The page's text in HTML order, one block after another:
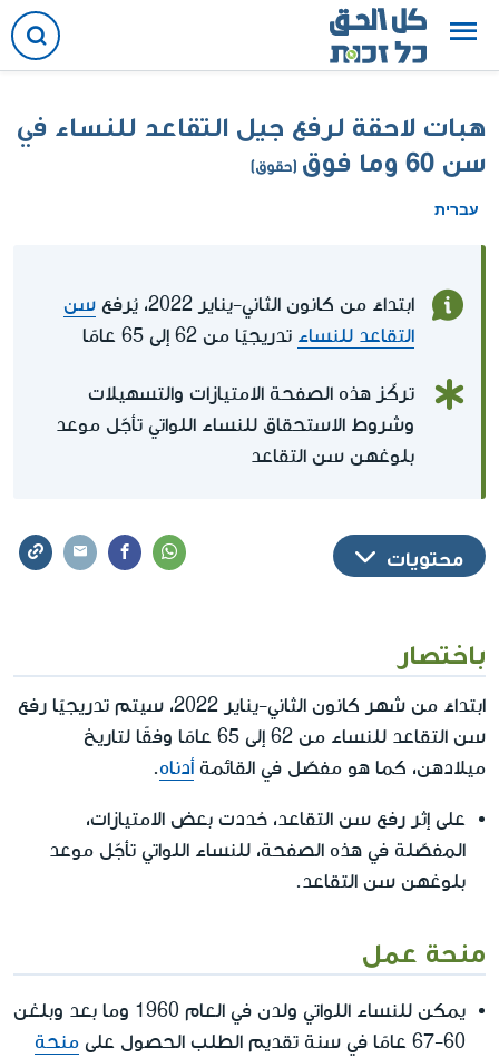
هبات لاحقة لرفع جيل التقاعد للنساء في
سن 60 وما فوق
(حقوق)
עברית
ابتداءً من كانون الثاني-يناير 2022، يُرفع
سن
التقاعد للنساء تدريجيًا من 62 إلى 65 عامًا
تركّز هذه الصفحة الامتيازات والتسهيلات
وشروط الاستحقاق للنساء اللواتي تأجّل موعد
بلوغهن سن التقاعد
محتويات
باختصار
ابتداءً من شهر كانون الثاني-يناير 2022، سيتم تدريجيًا رفع
سن التقاعد للنساء من 62 إلى 65 عامًا وفقًا لتاريخ
ميلادهن، كما هو مفصّل في القائمةأدناه.
على إثر رفع سن التقاعد، حُددت بعض الامتيازات،
المفصّلة في هذه الصفحة، للنساء اللواتي تأجّل موعد
بلوغهن سن التقاعد.
منحة عمل
يمكن للنساء اللواتي ولدن في العام 1960 وما بعد وبلغن
60-67 عامًا في سنة تقديم الطلب الحصول على
منحة